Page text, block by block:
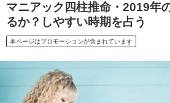
マニアック四柱推命・2019年
るか？しやすい時期を占う
本ページはプロモーションが含まれています